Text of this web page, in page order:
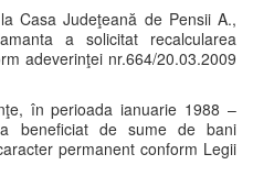
Casa Judeţeană de Pensii A.,
a solicitat recalcularea
adeverinţei nr.664/20.03.2009
în perioada ianuarie 1988 –
beneficiat de sume de bani
permanent conform Legii